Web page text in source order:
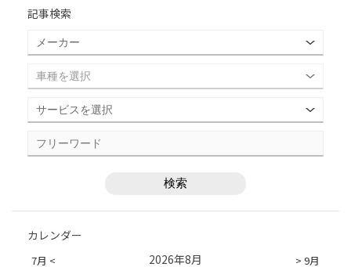
記事検索
カレンダー
7月 < > 9月
2026年8月